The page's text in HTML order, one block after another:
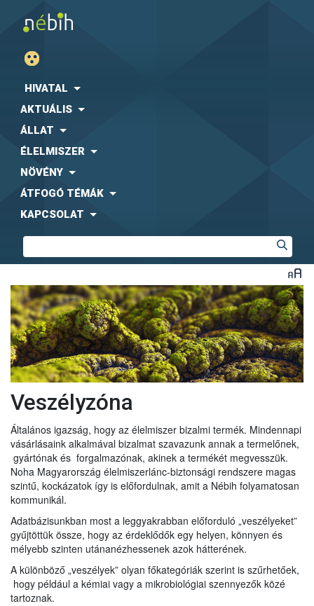
HIVATAL
AKTUÁLIS
ÁLLAT
ÉLELMISZER
NÖVÉNY
ÁTFOGÓ TÉMÁK
KAPCSOLAT
Veszélyzóna
Általános igazság, hogy az élelmiszer bizalmi termék. Mindennapi
vásárlásaink alkalmával bizalmat szavazunk annak a termelőnek,
gyártónak és forgalmazónak, akinek a termékét megvesszük.
Noha Magyarország élelmiszerlánc-biztonsági rendszere magas
szintű, kockázatok így is előfordulnak, amit a Nébih folyamatosan
kommunikál.
Adatbázisunkban most a leggyakrabban előforduló „veszélyeket”
gyűjtöttük össze, hogy az érdeklődők egy helyen, könnyen és
mélyebb szinten utánanézhessenek azok hátterének.
A különböző „veszélyek” olyan főkategóriák szerint is szűrhetőek,
hogy például a kémiai vagy a mikrobiológiai szennyezők közé
tartoznak.